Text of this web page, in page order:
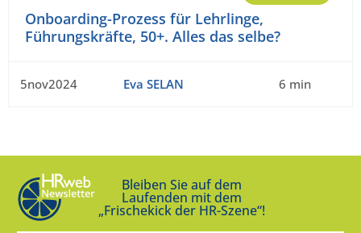
Onboarding-Prozess für Lehrlinge,
Führungskräfte, 50+. Alles das selbe?
5nov2024 Eva SELAN 6 min
Bleiben Sie auf dem
Laufenden mit dem
„Frischekick der HR-Szene“!